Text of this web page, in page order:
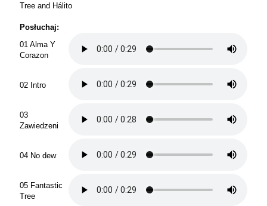
Tree and Hálito
Posłuchaj:
01 Alma Y
Corazon
02 Intro
03
Zawiedzeni
04 No dew
05 Fantastic
Tree